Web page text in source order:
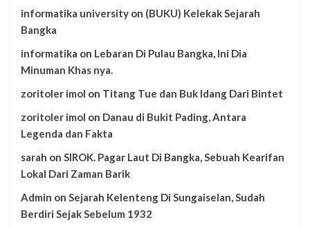
informatika university on (BUKU) Kelekak Sejarah
Bangka
informatika on Lebaran Di Pulau Bangka, Ini Dia
Minuman Khas nya.
zoritoler imol on Titang Tue dan Buk Idang Dari Bintet
zoritoler imol on Danau di Bukit Pading, Antara
Legenda dan Fakta
sarah on SIROK. Pagar Laut Di Bangka, Sebuah Kearifan
Lokal Dari Zaman Barik
Admin on Sejarah Kelenteng Di Sungaiselan, Sudah
Berdiri Sejak Sebelum 1932